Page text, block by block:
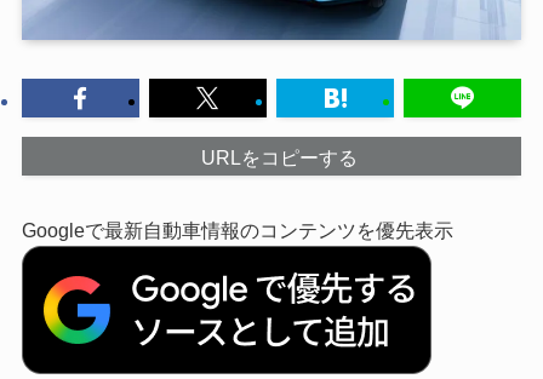
URLをコピーする
Googleで最新自動車情報のコンテンツを優先表示